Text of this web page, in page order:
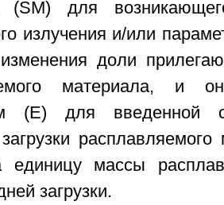
(SM) для
излучения и/или
доли
материала, и
(Е) для введенной
единицу массы
загрузки.